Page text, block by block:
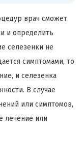
врач сможет
и определить
селезенки не
симптомами, то
и селезенка
В случае
или симптомов,
лечение или